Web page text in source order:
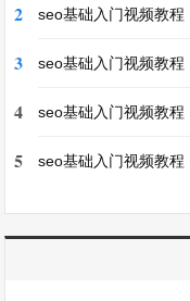
2 seo基础入门视频教程
3 seo基础入门视频教程
4 seo基础入门视频教程
5 seo基础入门视频教程